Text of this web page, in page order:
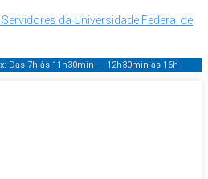
da Universidade Federal de
Das 7h às 11h30min – 12h30min às 16h